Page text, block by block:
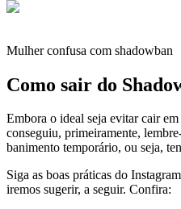
Mulher confusa com shadowban
Como sair do
Embora o ideal seja evitar cair
conseguiu, primeiramente,
banimento temporário, ou seja,
Siga as boas práticas do
iremos sugerir, a seguir. Confira: